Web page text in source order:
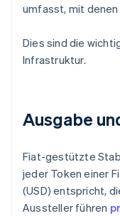
umfasst, mit
Dies sind die
Infrastruktur.
Ausgabe
Fiat-gestützte
jeder Token einer
(USD) entspricht,
Aussteller führen